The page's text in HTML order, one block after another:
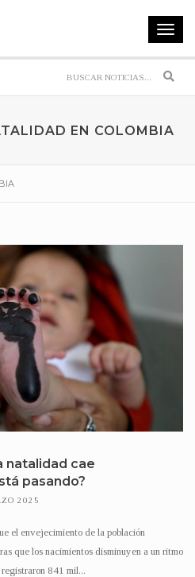
Toggle
EN COLOMBIA
natalidad cae
pasando?
2025
el envejecimiento de la población
que los nacimientos disminuyen a un ritmo
841 mil...